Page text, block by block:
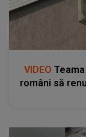
VIDEO
români să